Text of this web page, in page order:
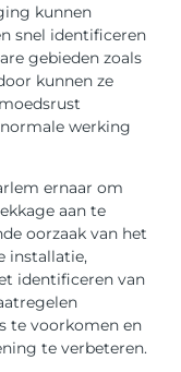
kunnen
snel identificeren
gebieden zoals
kunnen ze
werking
ernaar om
aan te
oorzaak van het
installatie,
identificeren van
te voorkomen en
te verbeteren.